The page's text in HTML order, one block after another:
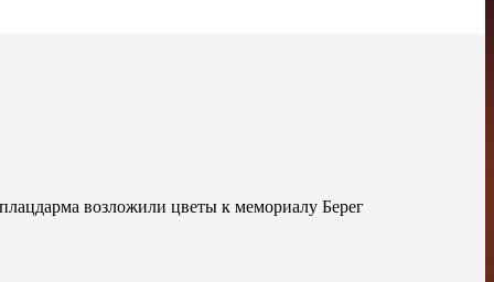
возложили цветы к мемориалу Берег